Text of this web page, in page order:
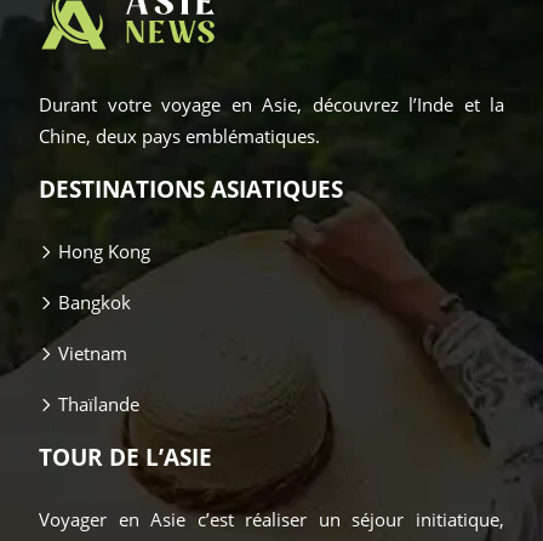
Durant votre voyage en Asie, découvrez l’Inde et la
Chine, deux pays emblématiques.
DESTINATIONS ASIATIQUES
Hong Kong
Bangkok
Vietnam
Thaïlande
TOUR DE L’ASIE
Voyager en Asie c’est réaliser un séjour initiatique,